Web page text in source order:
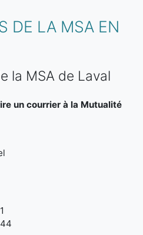
DE LA MSA EN
la MSA de Laval
un courrier à la Mutualité